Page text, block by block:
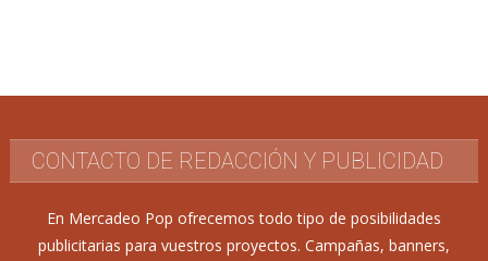
CONTACTO DE REDACCIÓN Y PUBLICIDAD
En Mercadeo Pop ofrecemos todo tipo de posibilidades
publicitarias para vuestros proyectos. Campañas, banners,